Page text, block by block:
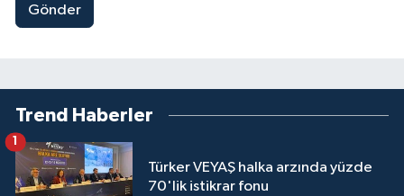
Gönder
Trend Haberler
Türker VEYAŞ halka arzında yüzde
70'lik istikrar fonu